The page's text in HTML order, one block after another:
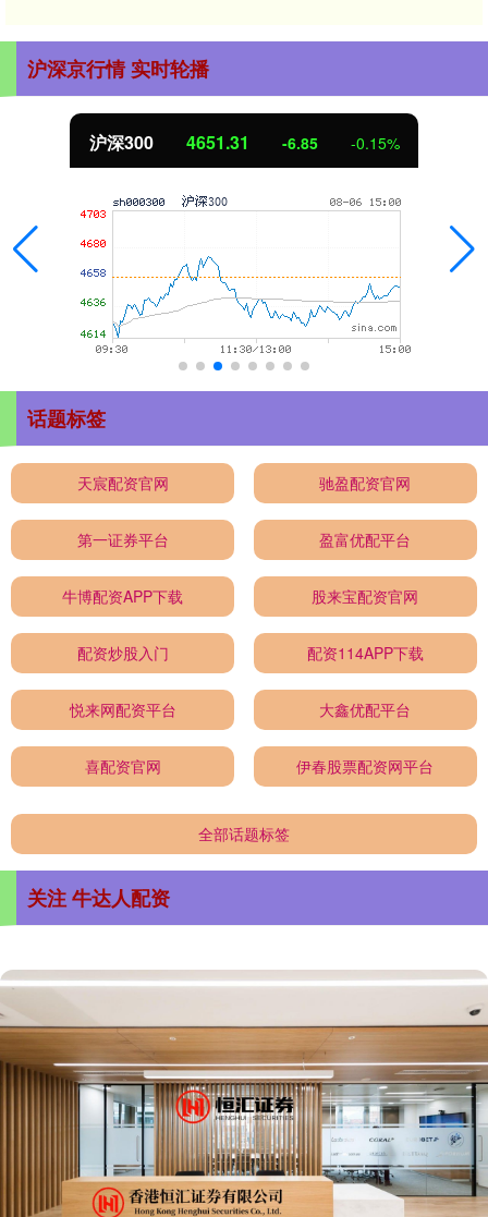
沪深京行情 实时轮播
沪深300 4651.31 -6.85 -0.15%
话题标签
天宸配资官网 驰盈配资官网
第一证券平台 盈富优配平台
牛博配资APP下载 股来宝配资官网
配资炒股入门 配资114APP下载
悦来网配资平台 大鑫优配平台
喜配资官网 伊春股票配资网平台
全部话题标签
关注 牛达人配资